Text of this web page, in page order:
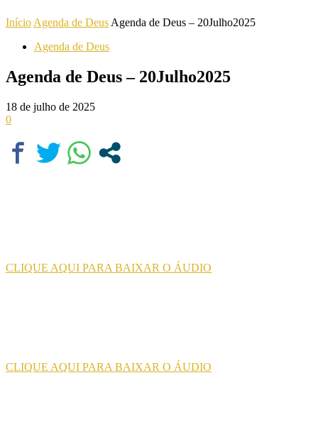
Início Agenda de Deus Agenda de Deus – 20Julho2025
Agenda de Deus
Agenda de Deus – 20Julho2025
18 de julho de 2025
0
CLIQUE AQUI PARA BAIXAR O ÁUDIO
CLIQUE AQUI PARA BAIXAR O ÁUDIO